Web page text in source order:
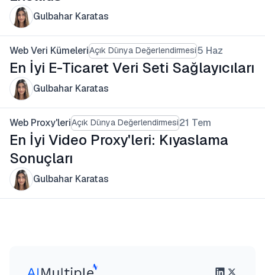
Gulbahar Karatas
Web Veri KümeleriAçık Dünya Değerlendirmesi5 Haz
En İyi E-Ticaret Veri Seti Sağlayıcıları
Gulbahar Karatas
Web Proxy'leriAçık Dünya Değerlendirmesi21 Tem
En İyi Video Proxy'leri: Kıyaslama
Sonuçları
Gulbahar Karatas